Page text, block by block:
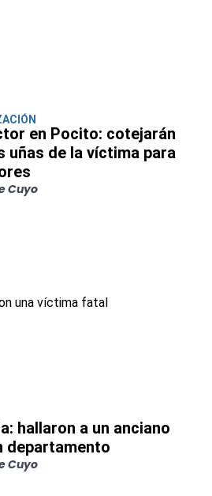
en Pocito: cotejarán
uñas de la víctima para
Cuyo
hallaron a un anciano
departamento
Cuyo